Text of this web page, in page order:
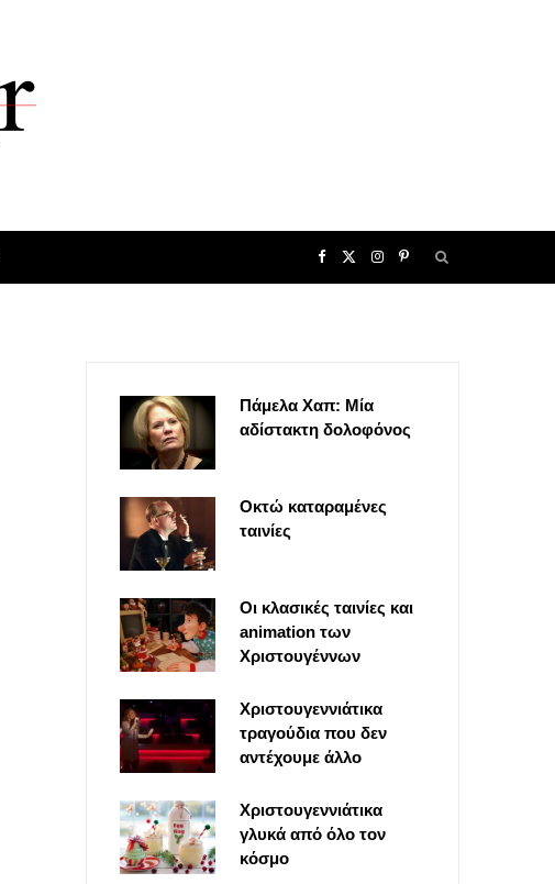
F
e
o
w
I
g
P
Πάμελα Χαπ: Μία
αδίστακτη δολοφόνος
Οκτώ καταραμένες
ταινίες
Οι κλασικές ταινίες και
animation των
Χριστουγέννων
Χριστουγεννιάτικα
τραγούδια που δεν
αντέχουμε άλλο
Χριστουγεννιάτικα
γλυκά από όλο τον
κόσμο